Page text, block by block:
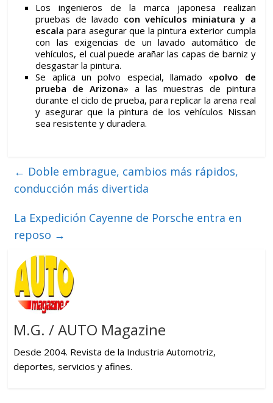
Los ingenieros de la marca japonesa realizan
pruebas de lavado con vehículos miniatura y a
escala para asegurar que la pintura exterior cumpla
con las exigencias de un lavado automático de
vehículos, el cual puede arañar las capas de barniz y
desgastar la pintura.
Se aplica un polvo especial, llamado «polvo de
prueba de Arizona» a las muestras de pintura
durante el ciclo de prueba, para replicar la arena real
y asegurar que la pintura de los vehículos Nissan
sea resistente y duradera.
← Doble embrague, cambios más rápidos,
conducción más divertida
La Expedición Cayenne de Porsche entra en
reposo →
M.G. / AUTO Magazine
Desde 2004. Revista de la Industria Automotriz,
deportes, servicios y afines.